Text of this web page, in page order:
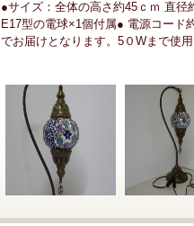
●サイズ：全体の高さ約45ｃｍ 直
E17型の電球×1個付属● 電源コード
でお届けとなります。5０Wまで使